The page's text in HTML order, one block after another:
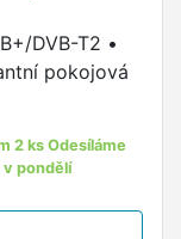
DVB-T2 •
pokojová
2 ks Odesíláme
v pondělí